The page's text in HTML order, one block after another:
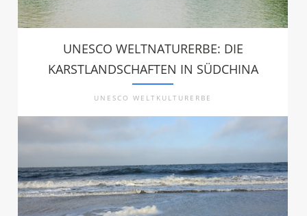
UNESCO WELTNATURERBE: DIE
KARSTLANDSCHAFTEN IN SÜDCHINA
UNESCO WELTKULTURERBE